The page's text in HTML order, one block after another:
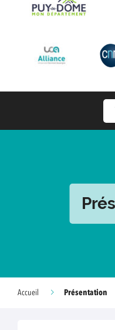
Accueil Présentation